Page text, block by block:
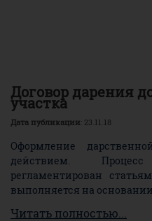
Договор дарения
участка
Дата публикации: 23.11.18
Оформление
действием.
регламентирован
выполняется на
Читать полностью...